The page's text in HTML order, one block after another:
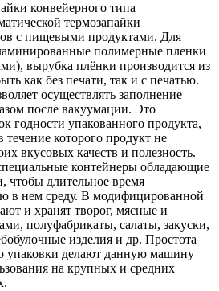
конвейерного типа
термозапайки
с пищевыми продуктами. Для
полимерные пленки
вырубка плёнки производится из
как без печати, так и с печатью.
осуществлять заполнение
после вакуумации. Это
годности упакованного продукта,
течение которого продукт не
вкусовых качеств и полезность.
контейнеры обладающие
чтобы длительное время
в нем среду. В модифицированной
и хранят творог, мясные и
полуфабрикаты, салаты, закуски,
изделия и др. Простота
упаковки делают данную машину
на крупных и средних